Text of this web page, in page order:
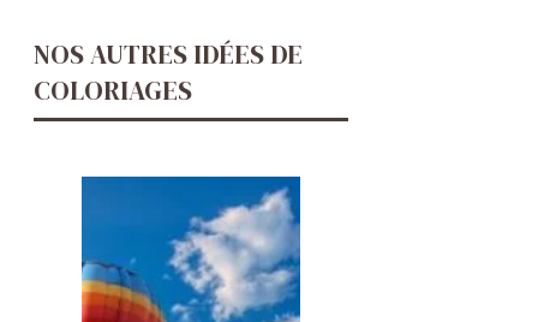
NOS AUTRES IDÉES DE
COLORIAGES